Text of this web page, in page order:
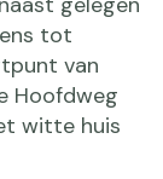
tot
van
Hoofdweg
witte huis